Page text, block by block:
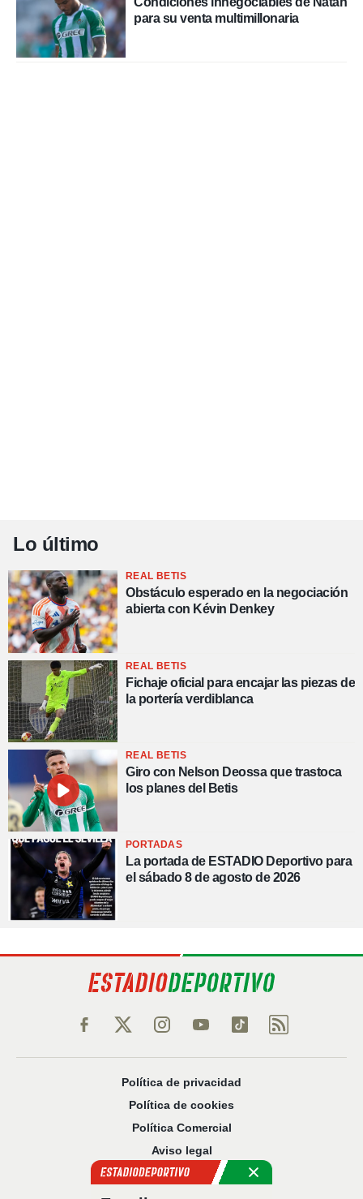
para su venta multimillonaria
Lo último
REAL BETIS
Obstáculo esperado en la negociación
abierta con Kévin Denkey
REAL BETIS
Fichaje oficial para encajar las piezas de
la portería verdiblanca
REAL BETIS
Giro con Nelson Deossa que trastoca
los planes del Betis
PORTADAS
La portada de ESTADIO Deportivo para
el sábado 8 de agosto de 2026
Política de privacidad
Política de cookies
Política Comercial
Aviso legal
Configuración de privacidad
Sobre nosotros